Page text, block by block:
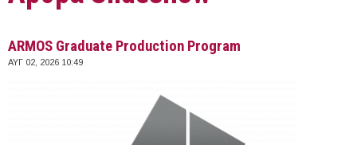
ARMOS Graduate Production Program
ΑΥΓ 02, 2026 10:49